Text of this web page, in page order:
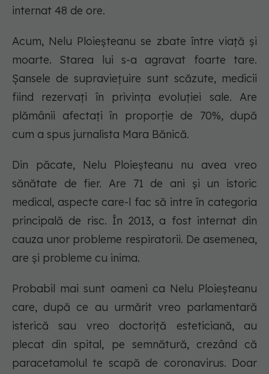
internat 48 de ore.
Acum, Nelu Ploieșteanu se zbate între viață și
moarte. Starea lui s-a agravat foarte tare.
Șansele de supraviețuire sunt scăzute, medicii
fiind rezervați în privința evoluției sale. Are
plămânii afectați în proporție de 70%, după
cum a spus jurnalista Mara Bănică.
Din păcate, Nelu Ploieșteanu nu avea vreo
sănătate de fier. Are 71 de ani și un istoric
medical, aspecte care-l fac să intre în categoria
principală de risc. În 2013, a fost internat din
cauza unor probleme respiratorii. De asemenea,
are și probleme cu inima.
Probabil mai sunt oameni ca Nelu Ploieșteanu
care, după ce au urmărit vreo parlamentară
isterică sau vreo doctoriță esteticiană, au
plecat din spital, pe semnătură, crezând că
paracetamolul te scapă de coronavirus. Doar